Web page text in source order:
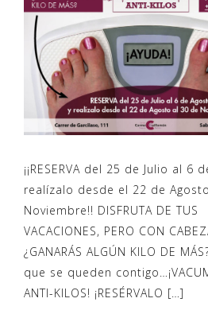
¡¡RESERVA del 25 de Julio al 6
realízalo desde el 22 de
Noviembre!! DISFRUTA DE TUS
VACACIONES, PERO CON
¿GANARÁS ALGÚN KILO DE
que se queden
ANTI-KILOS! ¡RESÉRVALO […]